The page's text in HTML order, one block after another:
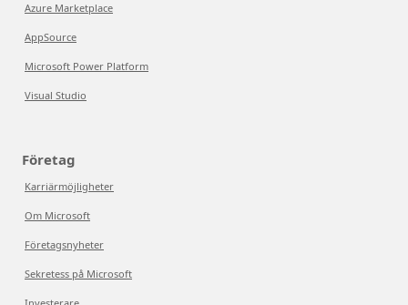
Azure Marketplace
AppSource
Microsoft Power Platform
Visual Studio
Företag
Karriärmöjligheter
Om Microsoft
Företagsnyheter
Sekretess på Microsoft